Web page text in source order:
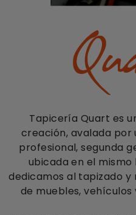
Tapicería Quart es
creación, avalada
profesional, segunda
ubicada en el mismo
dedicamos al tapizado
de muebles,